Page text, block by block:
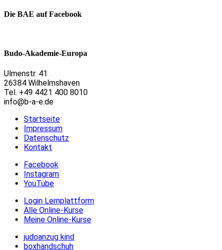
Die BAE auf Facebook
Budo-Akademie-Europa
Ulmenstr. 41
26384 Wilhelmshaven
Tel. +49 4421 400 8010
info@b-a-e.de
Startseite
Impressum
Datenschutz
Kontakt
Facebook
Instagram
YouTube
Login Lernplattform
Alle Online-Kurse
Meine Online-Kurse
judoanzug kind
boxhandschuh